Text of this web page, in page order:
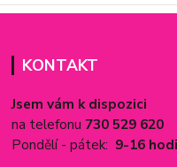
KONTAKT
Jsem vám k dispozici
na telefonu 730 529 620
Pondělí - pátek: 9-16